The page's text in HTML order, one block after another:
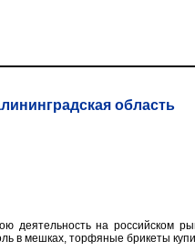
область
деятельность на российском
в мешках, торфяные брикеты